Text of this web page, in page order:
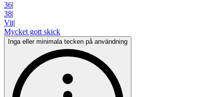
36|
38|
Vit|
Mycket gott skick
Inga eller minimala tecken på användning